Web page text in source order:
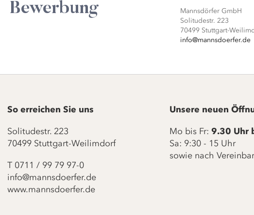
Bewerbung
Mannsdörfer GmbH
Solitudestr. 223
70499 Stuttgart-
info@mannsdoerfer.de
So erreichen Sie uns
Solitudestr. 223
70499 Stuttgart-Weilimdorf
T 0711 / 99 79 97-0
info@mannsdoerfer.de
www.mannsdoerfer.de
Unsere neuen
Mo bis Fr: 9.30 Uhr
Sa: 9:30 - 15 Uhr
sowie nach